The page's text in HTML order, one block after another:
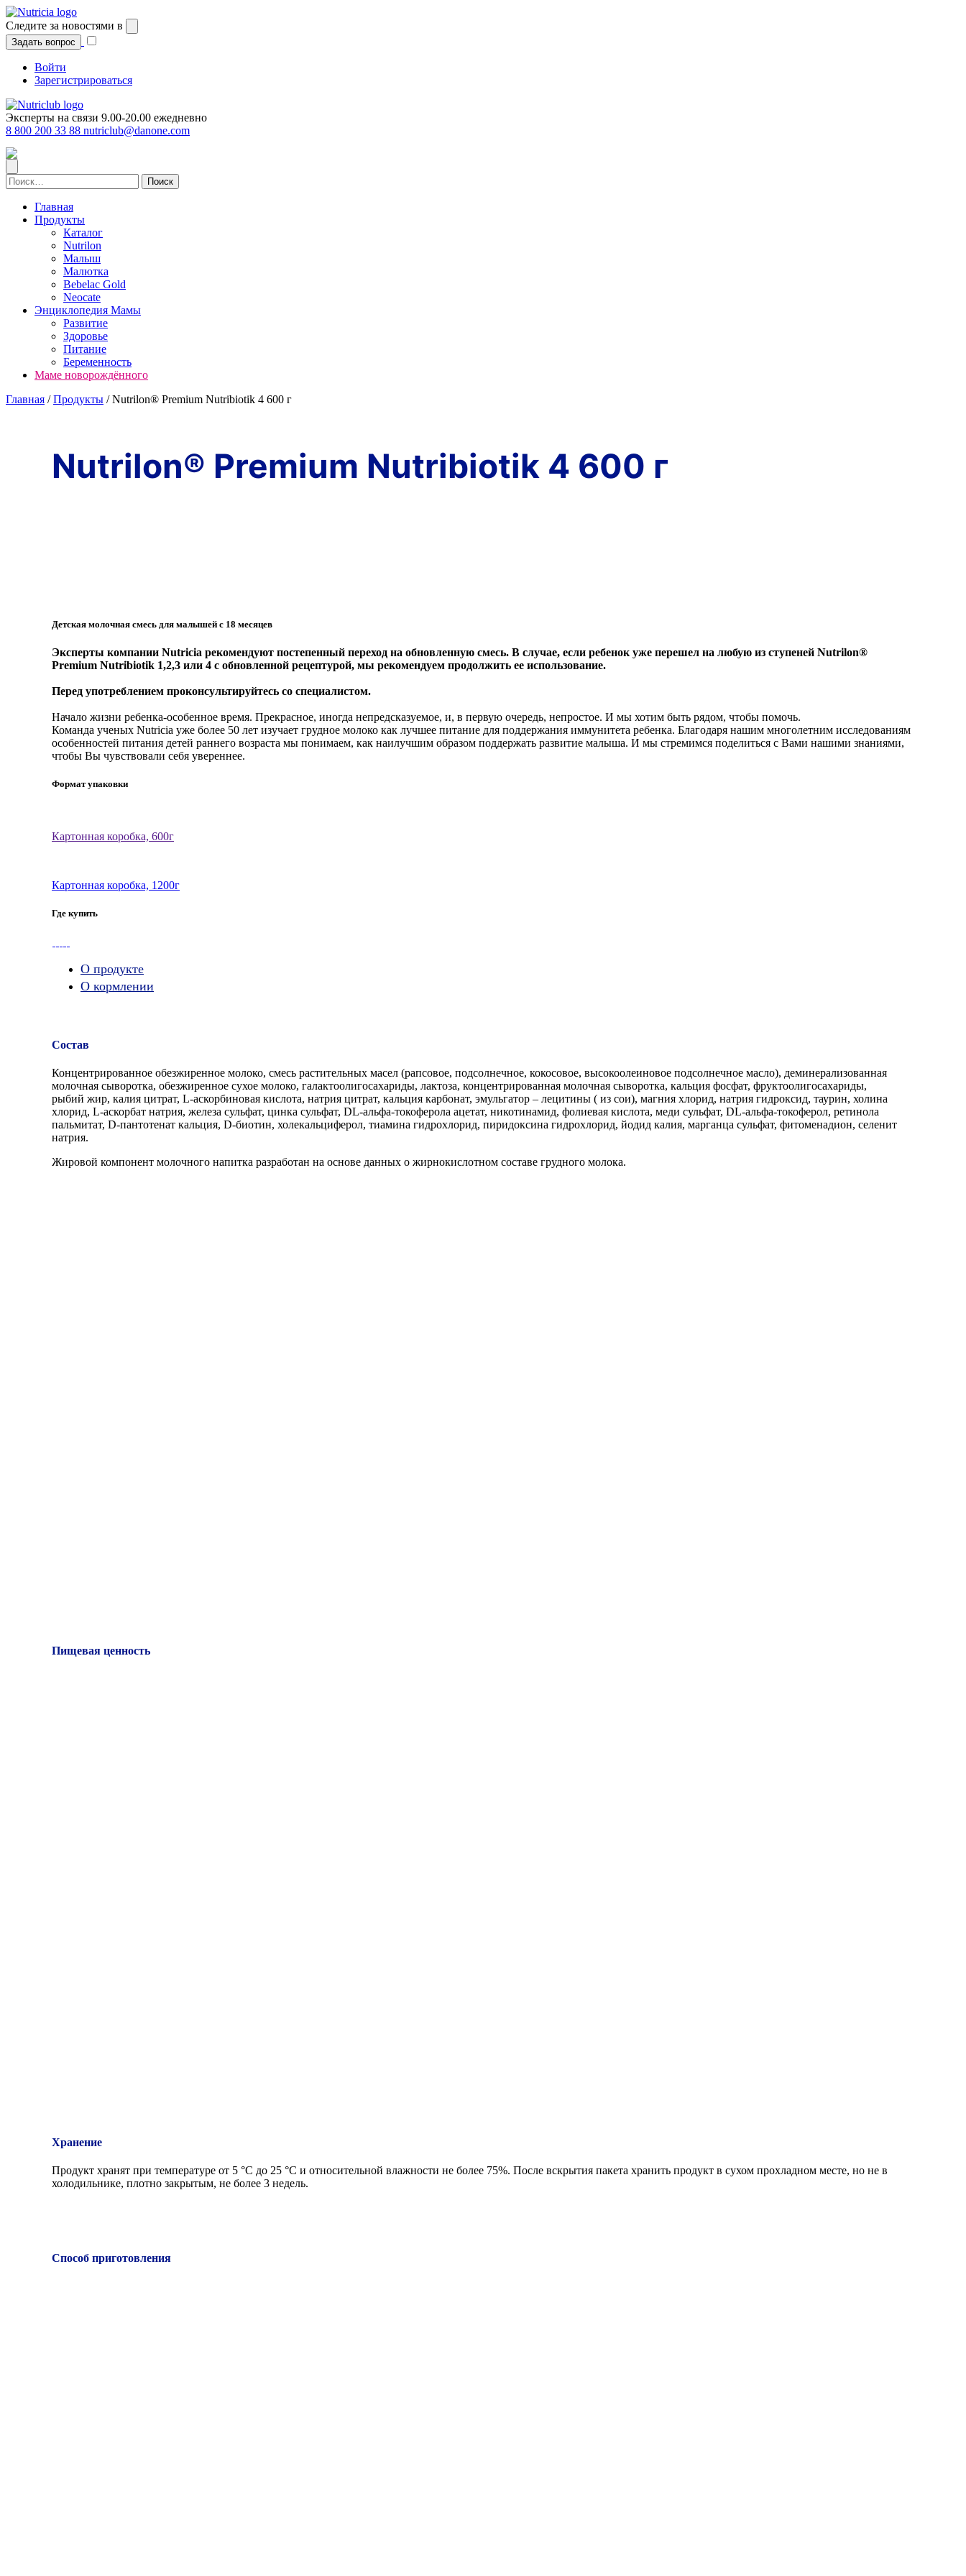
Перейти
к
содержимому
Следите за новостями в
Задать вопрос
Войти
Зарегистрироваться
Эксперты на связи 9.00-20.00 ежедневно
8 800 200 33 88 nutriclub@danone.com
Найти:
Главная
Продукты
Каталог
Nutrilon
Малыш
Малютка
Bebelac Gold
Neocate
Энциклопедия Мамы
Развитие
Здоровье
Питание
Беременность
Маме новорождённого
Главная /Продукты /Nutrilon® Premium Nutribiotik 4 600 г
Nutrilon® Premium Nutribiotik 4 600 г
Детская молочная смесь для малышей с 18 месяцев
Эксперты компании Nutricia рекомендуют постепенный переход на обновленную смесь. В случае, если ребенок уже перешел на любую из ступеней Nutrilon®
Premium Nutribiotik 1,2,3 или 4 с обновленной рецептурой, мы рекомендуем продолжить ее использование.
Перед употреблением проконсультируйтесь со специалистом.
Начало жизни ребенка-особенное время. Прекрасное, иногда непредсказуемое, и, в первую очередь, непростое. И мы хотим быть рядом, чтобы помочь.
Команда ученых Nutricia уже более 50 лет изучает грудное молоко как лучшее питание для поддержания иммунитета ребенка. Благодаря нашим многолетним исследованиям
особенностей питания детей раннего возраста мы понимаем, как наилучшим образом поддержать развитие малыша. И мы стремимся поделиться с Вами нашими знаниями,
чтобы Вы чувствовали себя увереннее.
Формат упаковки
Картонная коробка, 600г
Картонная коробка, 1200г
Где купить
О продукте
О кормлении
Состав
Концентрированное обезжиренное молоко, смесь растительных масел (рапсовое, подсолнечное, кокосовое, высокоолеиновое подсолнечное масло), деминерализованная
молочная сыворотка, обезжиренное сухое молоко, галактоолигосахариды, лактоза, концентрированная молочная сыворотка, кальция фосфат, фруктоолигосахариды,
рыбий жир, калия цитрат, L-аскорбиновая кислота, натрия цитрат, кальция карбонат, эмульгатор – лецитины ( из сои), магния хлорид, натрия гидроксид, таурин, холина
хлорид, L-аскорбат натрия, железа сульфат, цинка сульфат, DL-альфа-токоферола ацетат, никотинамид, фолиевая кислота, меди сульфат, DL-альфа-токоферол, ретинола
пальмитат, D-пантотенат кальция, D-биотин, холекальциферол, тиамина гидрохлорид, пиридоксина гидрохлорид, йодид калия, марганца сульфат, фитоменадион, селенит
натрия.
Жировой компонент молочного напитка разработан на основе данных о жирнокислотном составе грудного молока.
Пищевая ценность
Хранение
Продукт хранят при температуре от 5 °С до 25 °С и относительной влажности не более 75%. После вскрытия пакета хранить продукт в сухом прохладном месте, но не в
холодильнике, плотно закрытым, не более 3 недель.
Способ приготовления